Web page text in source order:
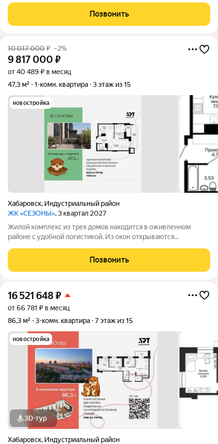
районе уже есть все, что обеспечивает комфорт и помогает
жить с удовольствием. При этом, нам
Позвонить
10 017 000₽ –2%
9 817 000 ₽
от 40 489 ₽ в месяц
47,3 м²
1-комн. квартира 3 этаж из 15
новостройка
Хабаровск, Индустриальный район
ЖК «СЕЗОНЫ», 3 квартал 2027
Жилой комплекс из трех домов находится в оживленном
районе с удобной логистикой. Из окон открываются
районе уже есть все, что обеспечивает комфорт и помогает
жить с удовольствием. При этом, нам
Позвонить
16 521 648₽
от 66 781 ₽ в месяц
86,3 м²
3-комн. квартира 7 этаж из 15
новостройка
3D-тур
Хабаровск, Индустриальный район